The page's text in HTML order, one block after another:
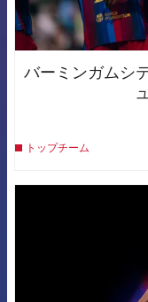
バーミンガムシ
トップチーム